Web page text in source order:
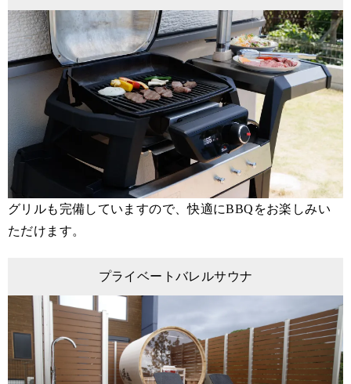
グリルも完備していますので、快適にBBQをお楽しみい
ただけます。
プライベートバレルサウナ